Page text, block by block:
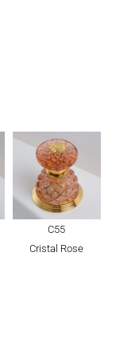
C55
Cristal Rose